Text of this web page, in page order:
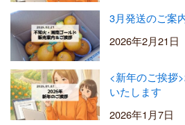
3月発送のご案
2026年2月21日
<新年のご挨拶
いたします
2026年1月7日